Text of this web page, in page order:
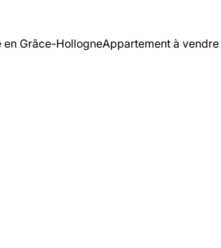
Grâce-HollogneAppartement à vendre